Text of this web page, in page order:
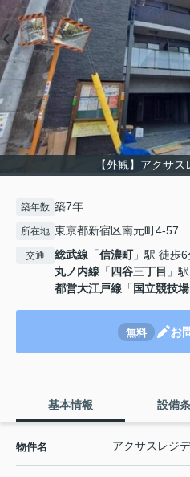
【外観】アクサ
築年数 築7年
所在地 東京都新宿区南元町4-57
交通 総武線 「信濃町」駅 徒歩6
丸ノ内線 「 四谷三丁目 」
都営大江戸線 「 国立競技場
無料 お
基本情報 設備
物件名 アクサスレジ